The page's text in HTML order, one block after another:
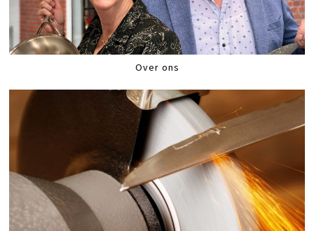
Over ons